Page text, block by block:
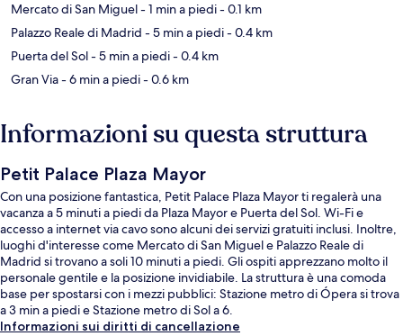
Mercato di San Miguel- 1 min a piedi- 0.1 km
Palazzo Reale di Madrid - 5 min a piedi- 0.4 km
Puerta del Sol- 5 min a piedi- 0.4 km
Gran Via- 6 min a piedi- 0.6 km
Informazioni su questa struttura
Petit Palace Plaza Mayor
Con una posizione fantastica, Petit Palace Plaza Mayor ti regalerà una
vacanza a 5 minuti a piedi da Plaza Mayor e Puerta del Sol. Wi-Fi e
accesso a internet via cavo sono alcuni dei servizi gratuiti inclusi. Inoltre,
luoghi d'interesse come Mercato di San Miguel e Palazzo Reale di
Madrid si trovano a soli 10 minuti a piedi. Gli ospiti apprezzano molto il
personale gentile e la posizione invidiabile. La struttura è una comoda
base per spostarsi con i mezzi pubblici: Stazione metro di Ópera si trova
a 3 min a piedi e Stazione metro di Sol a 6.
Informazioni sui diritti di cancellazione